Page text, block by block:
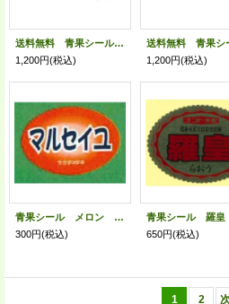
送料無料 青果シール メロン レノン用 500枚 タキイ種苗(株)
1,200円(税込)
1,200円(税込)
青果シール メロン マルセイユ 100枚入り （株）サカタのタネ
300円(税込)
650円(税込)
1 2